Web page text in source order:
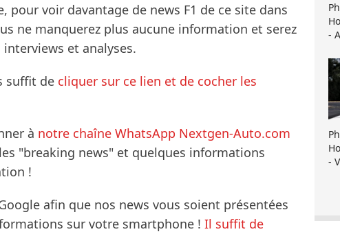
pour voir davantage de news F1 de ce site dans
ne manquerez plus aucune information et serez
et analyses.
suffit de cliquer sur ce lien et de cocher les
à notre chaîne WhatsApp Nextgen-Auto.com
"breaking news" et quelques informations
!
afin que nos news vous soient présentées
sur votre smartphone ! Il suffit de
-
-